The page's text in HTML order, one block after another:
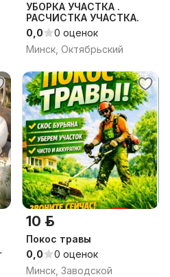
УБОРКА УЧАСТКА .
РАСЧИСТКА УЧАСТКА.
0,0
0 оценок
Минск, Октябрьский
10 р.
Покос травы
0,0
0 оценок
Минск, Заводской